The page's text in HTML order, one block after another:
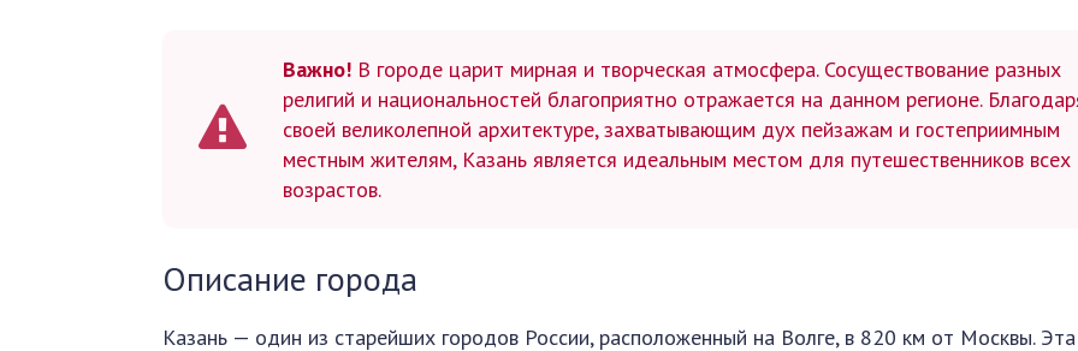
Важно! В городе царит мирная и творческая атмосфера. Сосуществование разных
религий и национальностей благоприятно отражается на данном регионе.
своей великолепной архитектуре, захватывающим дух пейзажам и гостеприимным
местным жителям, Казань является идеальным местом для путешественников всех
возрастов.
Описание города
Казань — один из старейших городов России, расположенный на Волге, в 820 км от Москвы. Эта